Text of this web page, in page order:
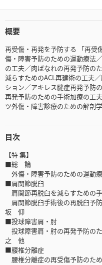
概要
再受傷・再発を予防する 「再受
傷・障害予防のための運動療法
の工夫／肉ばなれの再発予防の
減らすためのACL再建術の工夫
ション／アキレス腱症再発予防
再発予防のための手術加療の工
ツ外傷・障害診療のための解剖学
目次
【特 集】
■総 論
外傷・障害予防のための運動
■肩関節脱臼
肩関節再脱臼を減らすための
肩関節脱臼手術後の再脱臼予
坂 仰
■投球障害肩・肘
投球障害肩・肘の再発予防の
之 他
■腰椎分離症
腰椎分離症の再受傷予防の